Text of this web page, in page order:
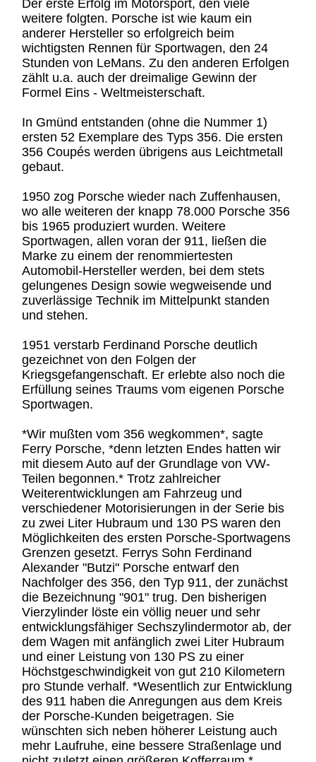
Der erste Erfolg im Motorsport, den viele
weitere folgten. Porsche ist wie kaum ein
anderer Hersteller so erfolgreich beim
wichtigsten Rennen für Sportwagen, den 24
Stunden von LeMans. Zu den anderen Erfolgen
zählt u.a. auch der dreimalige Gewinn der
Formel Eins - Weltmeisterschaft.
In Gmünd entstanden (ohne die Nummer 1)
ersten 52 Exemplare des Typs 356. Die ersten
356 Coupés werden übrigens aus Leichtmetall
gebaut.
1950 zog Porsche wieder nach Zuffenhausen,
wo alle weiteren der knapp 78.000 Porsche 356
bis 1965 produziert wurden. Weitere
Sportwagen, allen voran der 911, ließen die
Marke zu einem der renommiertesten
Automobil-Hersteller werden, bei dem stets
gelungenes Design sowie wegweisende und
zuverlässige Technik im Mittelpunkt standen
und stehen.
1951 verstarb Ferdinand Porsche deutlich
gezeichnet von den Folgen der
Kriegsgefangenschaft. Er erlebte also noch die
Erfüllung seines Traums vom eigenen Porsche
Sportwagen.
*Wir mußten vom 356 wegkommen*, sagte
Ferry Porsche, *denn letzten Endes hatten wir
mit diesem Auto auf der Grundlage von VW-
Teilen begonnen.* Trotz zahlreicher
Weiterentwicklungen am Fahrzeug und
verschiedener Motorisierungen in der Serie bis
zu zwei Liter Hubraum und 130 PS waren den
Möglichkeiten des ersten Porsche-Sportwagens
Grenzen gesetzt. Ferrys Sohn Ferdinand
Alexander "Butzi" Porsche entwarf den
Nachfolger des 356, den Typ 911, der zunächst
die Bezeichnung "901" trug. Den bisherigen
Vierzylinder löste ein völlig neuer und sehr
entwicklungsfähiger Sechszylindermotor ab, der
dem Wagen mit anfänglich zwei Liter Hubraum
und einer Leistung von 130 PS zu einer
Höchstgeschwindigkeit von gut 210 Kilometern
pro Stunde verhalf. *Wesentlich zur Entwicklung
des 911 haben die Anregungen aus dem Kreis
der Porsche-Kunden beigetragen. Sie
wünschten sich neben höherer Leistung auch
mehr Laufruhe, eine bessere Straßenlage und